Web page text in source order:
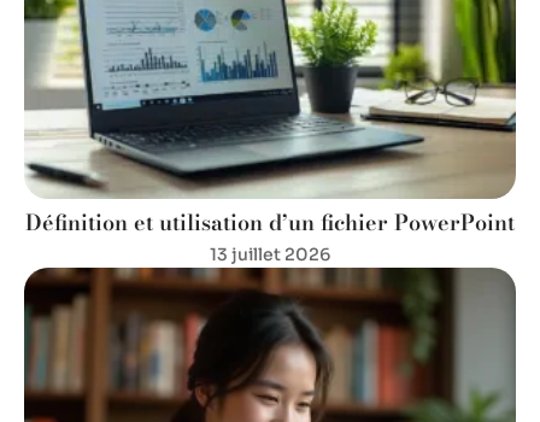
Définition et utilisation d’un fichier PowerPoint
13 juillet 2026